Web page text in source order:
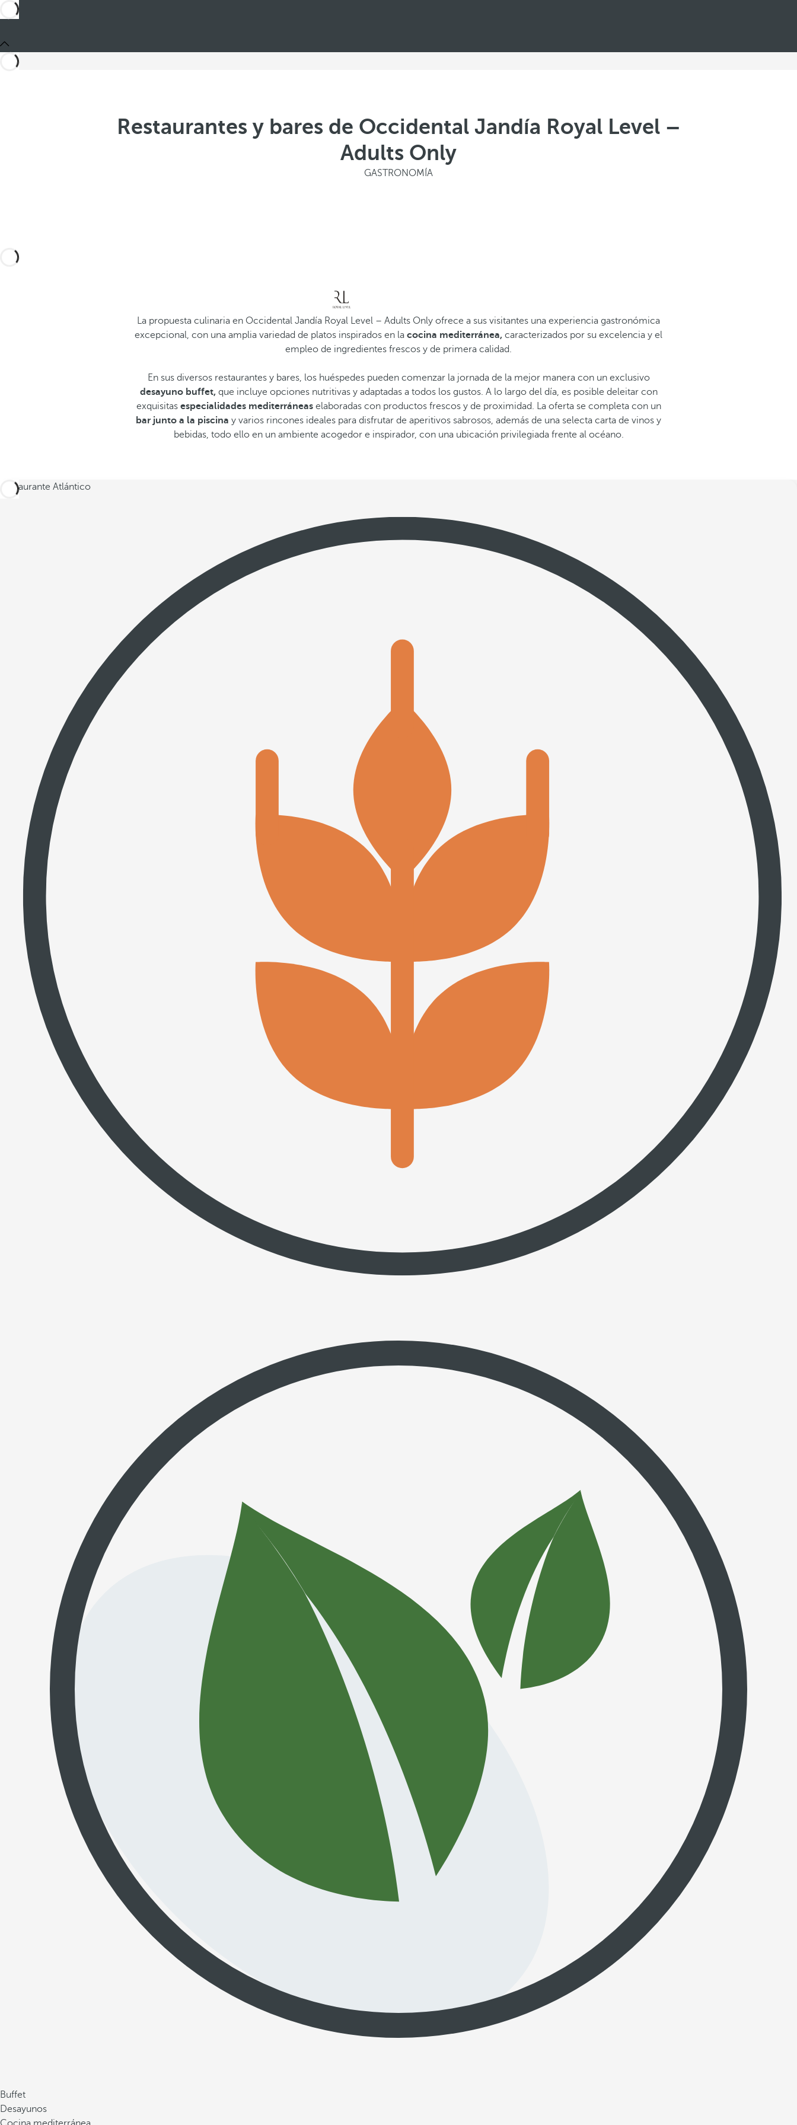
Restaurantes y bares de Occidental Jandía Royal Level –
Adults Only
GASTRONOMÍA
La propuesta culinaria en Occidental Jandía Royal Level – Adults Only ofrece a sus visitantes una experiencia gastronómica
excepcional, con una amplia variedad de platos inspirados en la cocina mediterránea, caracterizados por su excelencia y el
empleo de ingredientes frescos y de primera calidad.
En sus diversos restaurantes y bares, los huéspedes pueden comenzar la jornada de la mejor manera con un exclusivo
desayuno buffet,que incluye opciones nutritivas y adaptadas a todos los gustos. A lo largo del día, es posible deleitar con
exquisitas especialidades mediterráneaselaboradas con productos frescos y de proximidad. La oferta se completa con un
bar junto a la piscina y varios rincones ideales para disfrutar de aperitivos sabrosos, además de una selecta carta de vinos y
bebidas, todo ello en un ambiente acogedor e inspirador, con una ubicación privilegiada frente al océano.
Restaurante Atlántico
Buffet
Desayunos